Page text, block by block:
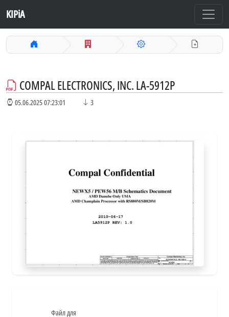
KIPiA
COMPAL ELECTRONICS, INC. LA-5912P
05.06.2025 07:23:01 3
Файл для